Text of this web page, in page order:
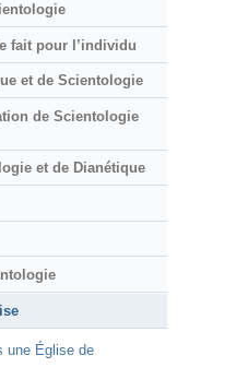
fait pour l’individu
et de Scientologie
de Scientologie
et de Dianétique
une Église de